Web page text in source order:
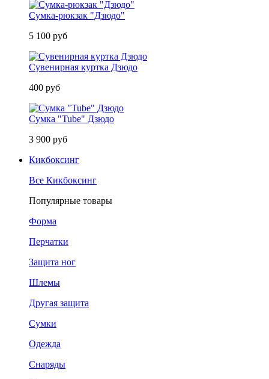
Сумка-рюкзак "Дзюдо"
5 100 руб
Сувенирная куртка Дзюдо
400 руб
Сумка "Tube" Дзюдо
3 900 руб
Кикбоксинг
Все Кикбоксинг
Популярные товары
Форма
Перчатки
Защита ног
Шлемы
Другая защита
Сумки
Одежда
Снаряды